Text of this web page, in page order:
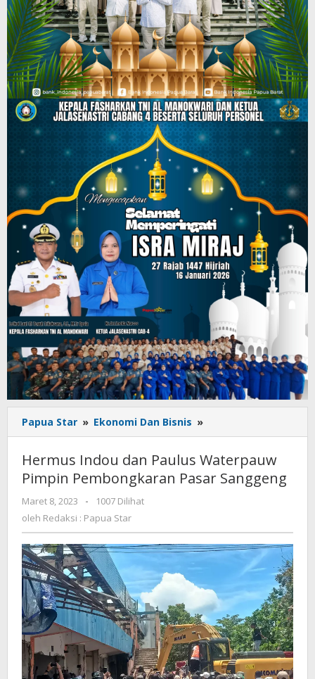
Papua Star » Ekonomi Dan Bisnis »
Indou
Paulus
Waterpauw
Hermus Indou dan Paulus Waterpauw
Pimpin Pembongkaran Pasar Sanggeng
Maret 8, 2023
oleh
Redaksi
Star
-
1007 Dilihat
oleh Redaksi : Papua Star